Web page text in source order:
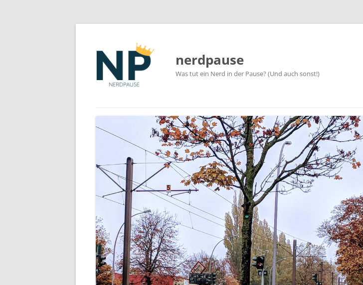
nerdpause
Was tut ein Nerd in der Pause? (Und auch sonst!)